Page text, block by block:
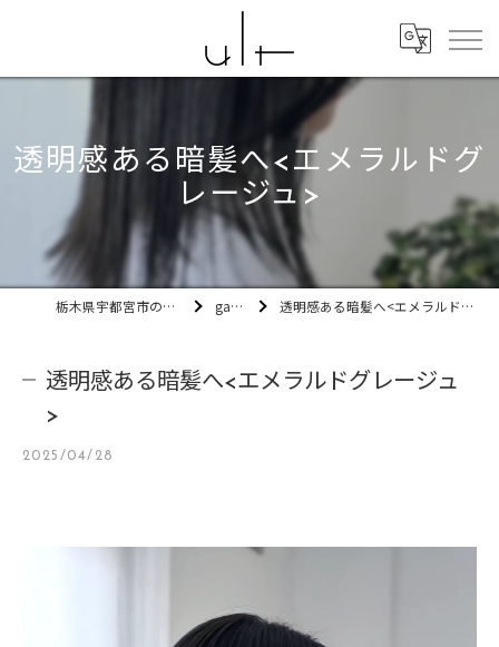
透明感ある暗髪へ<エメラルドグ
レージュ>
栃木県宇都宮市の美容室ult gallery 透明感ある暗髪へ<エメラルドグレージュ>
透明感ある暗髪へ<エメラルドグレージュ
>
2025/04/28